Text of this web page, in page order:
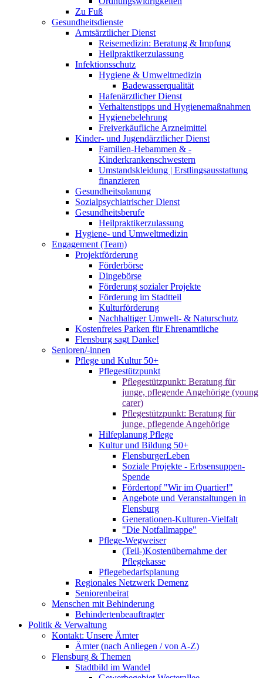
Zu Fuß
Gesundheitsdienste
Amtsärztlicher Dienst
Reisemedizin: Beratung & Impfung
Heilpraktikerzulassung
Infektionsschutz
Hygiene & Umweltmedizin
Badewasserqualität
Hafenärztlicher Dienst
Verhaltenstipps und Hygienemaßnahmen
Hygienebelehrung
Freiverkäufliche Arzneimittel
Kinder- und Jugendärztlicher Dienst
Familien-Hebammen & -
Kinderkrankenschwestern
Umstandskleidung | Erstlingsausstattung
finanzieren
Gesundheitsplanung
Sozialpsychiatrischer Dienst
Gesundheitsberufe
Heilpraktikerzulassung
Hygiene- und Umweltmedizin
Engagement (Team)
Projektförderung
Förderbörse
Dingebörse
Förderung sozialer Projekte
Förderung im Stadtteil
Kulturförderung
Nachhaltiger Umwelt- & Naturschutz
Kostenfreies Parken für Ehrenamtliche
Flensburg sagt Danke!
Senioren/-innen
Pflege und Kultur 50+
Pflegestützpunkt
Pflegestützpunkt: Beratung für
junge, pflegende Angehörige (young
carer)
Pflegestützpunkt: Beratung für
junge, pflegende Angehörige
Hilfeplanung Pflege
Kultur und Bildung 50+
FlensburgerLeben
Soziale Projekte - Erbsensuppen-
Spende
Fördertopf "Wir im Quartier!"
Angebote und Veranstaltungen in
Flensburg
Generationen-Kulturen-Vielfalt
"Die Notfallmappe"
Pflege-Wegweiser
(Teil-)Kostenübernahme der
Pflegekasse
Pflegebedarfsplanung
Regionales Netzwerk Demenz
Seniorenbeirat
Menschen mit Behinderung
Behindertenbeauftragter
Politik & Verwaltung
Kontakt: Unsere Ämter
Ämter (nach Anliegen / von A-Z)
Flensburg & Themen
Stadtbild im Wandel